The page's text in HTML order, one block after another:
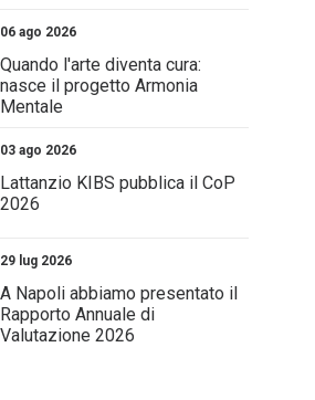
06 ago 2026
Quando l'arte diventa cura:
nasce il progetto Armonia
Mentale
03 ago 2026
Lattanzio KIBS pubblica il CoP
2026
29 lug 2026
A Napoli abbiamo presentato il
Rapporto Annuale di
Valutazione 2026